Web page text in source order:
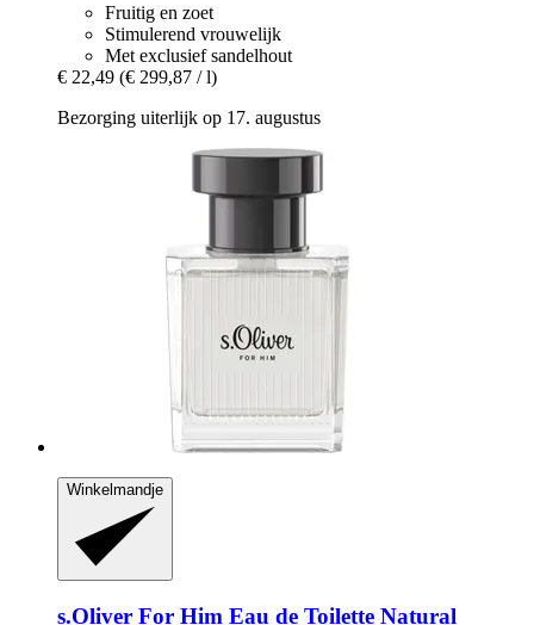
Fruitig en zoet
Stimulerend vrouwelijk
Met exclusief sandelhout
€ 22,49 (€ 299,87 / l)
Bezorging uiterlijk op 17. augustus
Winkelmandje
s.Oliver For Him Eau de Toilette Natural